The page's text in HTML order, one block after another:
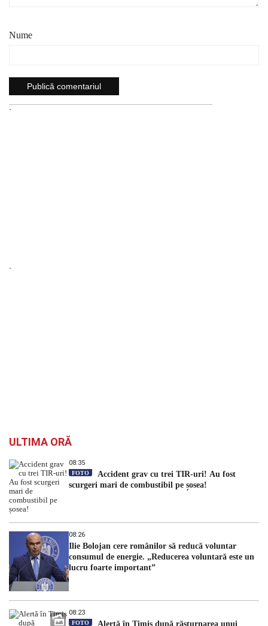
Nume
`
`
ULTIMA ORĂ
08:35
FOTO
Accident grav cu trei TIR-uri! Au fost
scurgeri mari de combustibil pe șosea!
08:26
Ilie Bolojan cere românilor să reducă voluntar
consumul de energie. „Reducerea voluntară este un
lucru foarte important”
08:23
FOTO
Alertă în Timiș după răsturnarea unui